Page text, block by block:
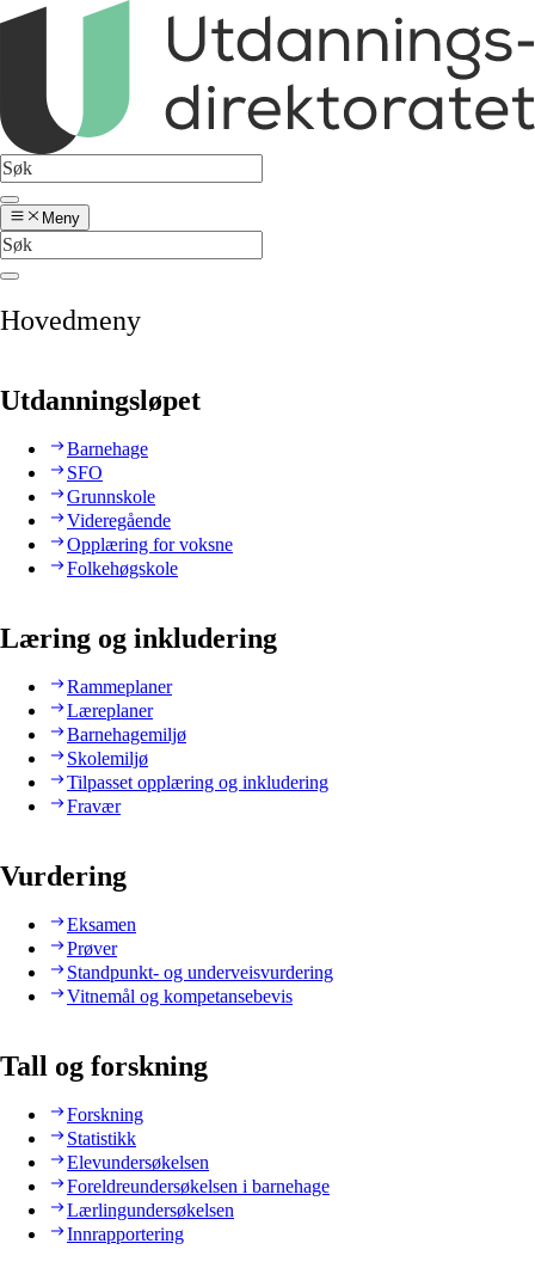
Meny
Hovedmeny
Utdanningsløpet
Barnehage
SFO
Grunnskole
Videregående
Opplæring for voksne
Folkehøgskole
Læring og inkludering
Rammeplaner
Læreplaner
Barnehagemiljø
Skolemiljø
Tilpasset opplæring og inkludering
Fravær
Vurdering
Eksamen
Prøver
Standpunkt- og underveisvurdering
Vitnemål og kompetansebevis
Tall og forskning
Forskning
Statistikk
Elevundersøkelsen
Foreldreundersøkelsen i barnehage
Lærlingundersøkelsen
Innrapportering